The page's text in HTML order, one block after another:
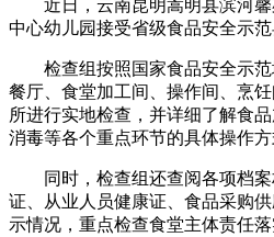
近日，云南昆明嵩明县滨河馨
中心幼儿园接受省级食品安全示
检查组按照国家食品安全示范
餐厅、食堂加工间、操作间、烹
所进行实地检查，并详细了解食
消毒等各个重点环节的具体操作方
同时，检查组还查阅各项档案
证、从业人员健康证、食品采购
示情况，重点检查食堂主体责任